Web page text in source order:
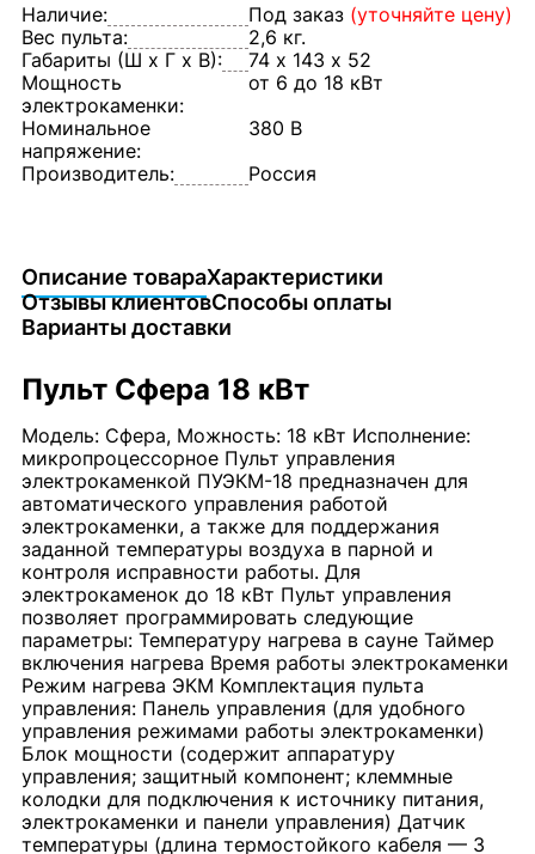
Наличие: Под заказ (уточняйте цену)
Вес пульта:
2,6 кг.
Габариты (Ш х Г х В):
74 х 143 х 52
Мощность
электрокаменки:
от 6 до 18 кВт
Номинальное
напряжение:
380 В
Производитель:
Россия
Описание товараХарактеристики
Отзывы клиентовСпособы оплаты
Варианты доставки
Пульт Сфера 18 кВт
Модель: Сфера, Можность: 18 кВт Исполнение:
микропроцессорное Пульт управления
электрокаменкой ПУЭКМ-18 предназначен для
автоматического управления работой
электрокаменки, а также для поддержания
заданной температуры воздуха в парной и
контроля исправности работы. Для
электрокаменок до 18 кВт Пульт управления
позволяет программировать следующие
параметры: Температуру нагрева в сауне Таймер
включения нагрева Время работы электрокаменки
Режим нагрева ЭКМ Комплектация пульта
управления: Панель управления (для удобного
управления режимами работы электрокаменки)
Блок мощности (содержит аппаратуру
управления; защитный компонент; клеммные
колодки для подключения к источнику питания,
электрокаменки и панели управления) Датчик
температуры (длина термостойкого кабеля — 3